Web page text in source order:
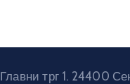
Главни трг 1. 24400